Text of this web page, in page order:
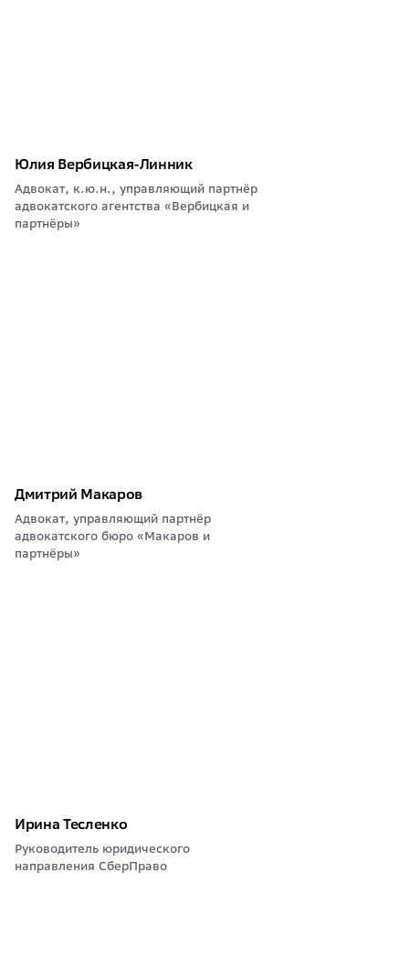
Юлия Вербицкая-Линник
Адвокат, к.ю.н., управляющий партнёр
адвокатского агентства «Вербицкая и
партнёры»
Дмитрий Макаров
Адвокат, управляющий партнёр
адвокатского бюро «Макаров и
партнёры»
Ирина Тесленко
Руководитель юридического
направления СберПраво